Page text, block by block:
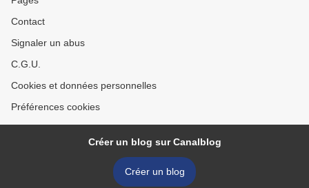
Contact
Signaler un abus
C.G.U.
Cookies et données personnelles
Préférences cookies
Créer un blog sur Canalblog
Créer un blog